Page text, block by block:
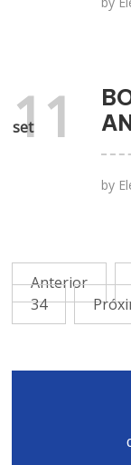
set
11
by
Anterior
34